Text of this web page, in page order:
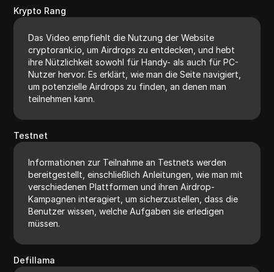
Krypto Rang
Das Video empfiehlt die Nutzung der Website
cryptorank.io, um Airdrops zu entdecken, und hebt
ihre Nützlichkeit sowohl für Handy- als auch für PC-
Nutzer hervor. Es erklärt, wie man die Seite navigiert,
um potenzielle Airdrops zu finden, an denen man
teilnehmen kann.
Testnet
Informationen zur Teilnahme an Testnets werden
bereitgestellt, einschließlich Anleitungen, wie man mit
verschiedenen Plattformen und ihren Airdrop-
Kampagnen interagiert, um sicherzustellen, dass die
Benutzer wissen, welche Aufgaben sie erledigen
müssen.
Defillama